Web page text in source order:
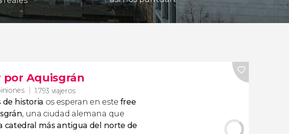
por Aquisgrán
1.793 viajeros
de historia os esperan en este free
, una ciudad alemana que
catedral más antigua del norte de